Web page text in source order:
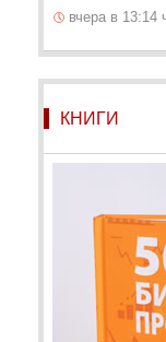
вчера в 13:14
КНИГИ